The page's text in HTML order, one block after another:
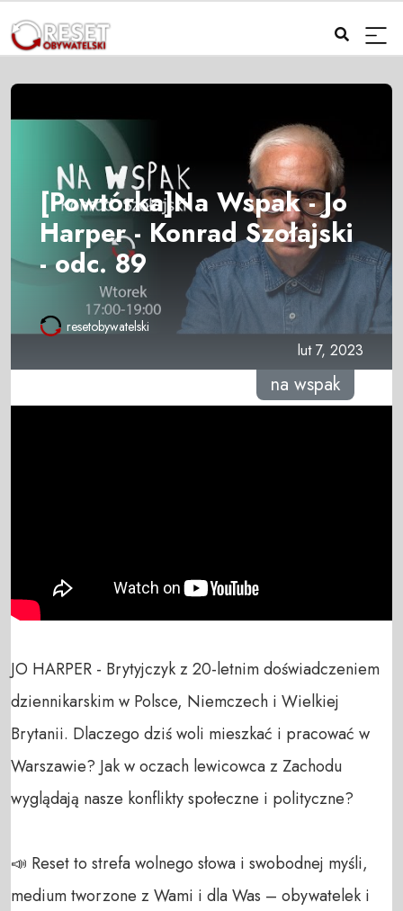
[Powtórka]Na Wspak - Jo
Harper - Konrad Szołajski
- odc. 89
resetobywatelski
lut 7, 2023
na wspak
JO HARPER - Brytyjczyk z 20-letnim doświadczeniem
dziennikarskim w Polsce, Niemczech i Wielkiej
Brytanii. Dlaczego dziś woli mieszkać i pracować w
Warszawie? Jak w oczach lewicowca z Zachodu
wyglądają nasze konflikty społeczne i polityczne?
📣 Reset to strefa wolnego słowa i swobodnej myśli,
medium tworzone z Wami i dla Was – obywatelek i